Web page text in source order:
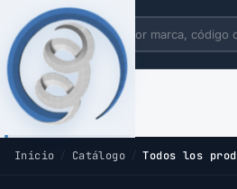
Inicio Catálogo Todos los